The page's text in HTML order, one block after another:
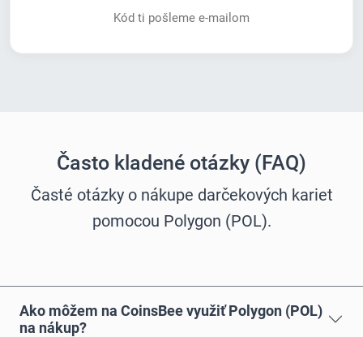
Kód ti pošleme e-mailom
Často kladené otázky (FAQ)
Časté otázky o nákupe darčekových kariet
pomocou Polygon (POL).
Ako môžem na CoinsBee využiť Polygon (POL)
na nákup?